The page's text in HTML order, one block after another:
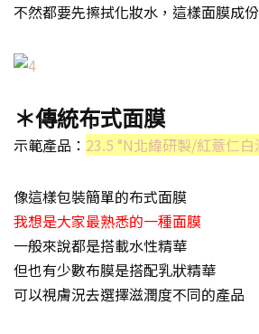
不然都要先擦拭化妝水，這樣面膜成
＊傳統布式面膜
示範產品： 23.5 °N北緯研製/紅薏仁
像這樣包裝簡單的布式面膜
我想是大家最熟悉的一種面膜
一般來說都是搭載水性精華
但也有少數布膜是搭配乳狀精華
可以視膚況去選擇滋潤度不同的產品